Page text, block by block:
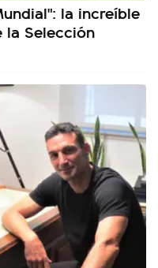
la increíble
Selección